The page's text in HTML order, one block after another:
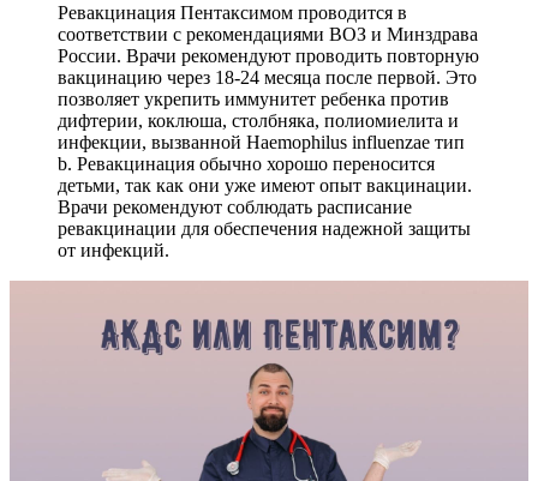
Ревакцинация Пентаксимом проводится в
соответствии с рекомендациями ВОЗ и Минздрава
России. Врачи рекомендуют проводить повторную
вакцинацию через 18-24 месяца после первой. Это
позволяет укрепить иммунитет ребенка против
дифтерии, коклюша, столбняка, полиомиелита и
инфекции, вызванной Haemophilus influenzae тип
b. Ревакцинация обычно хорошо переносится
детьми, так как они уже имеют опыт вакцинации.
Врачи рекомендуют соблюдать расписание
ревакцинации для обеспечения надежной защиты
от инфекций.